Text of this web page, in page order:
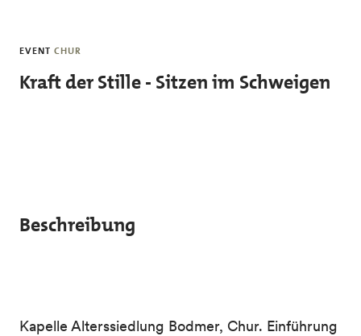
EVENT CHUR
Kraft der Stille - Sitzen im Schweigen
Beschreibung
Kapelle Alterssiedlung Bodmer, Chur. Einführung